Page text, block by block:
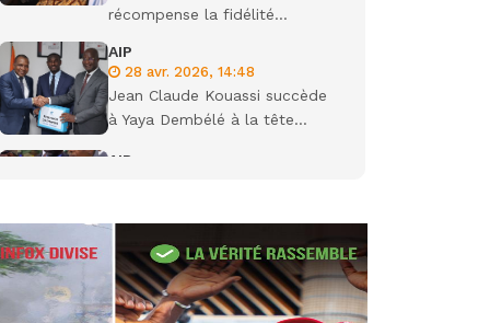
récompense la fidélité...
AIP
28 avr. 2026, 14:48
Jean Claude Kouassi succède
à Yaya Dembélé à la tête...
AIP
Sadio Camara tué lors
d’attaques...
AIP
22 avr. 2026, 16:41